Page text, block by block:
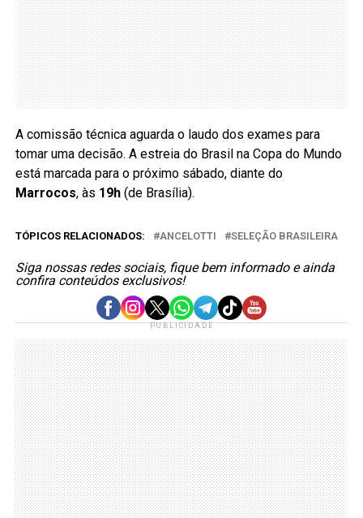
A comissão técnica aguarda o laudo dos exames para
tomar uma decisão. A estreia do Brasil na Copa do Mundo
está marcada para o próximo sábado, diante do
Marrocos, às 19h(de Brasília).
TÓPICOS RELACIONADOS: ANCELOTTI SELEÇÃO BRASILEIRA
Siga nossas redes sociais, fique bem informado e ainda
confira conteúdos exclusivos!
PUBLICIDADE